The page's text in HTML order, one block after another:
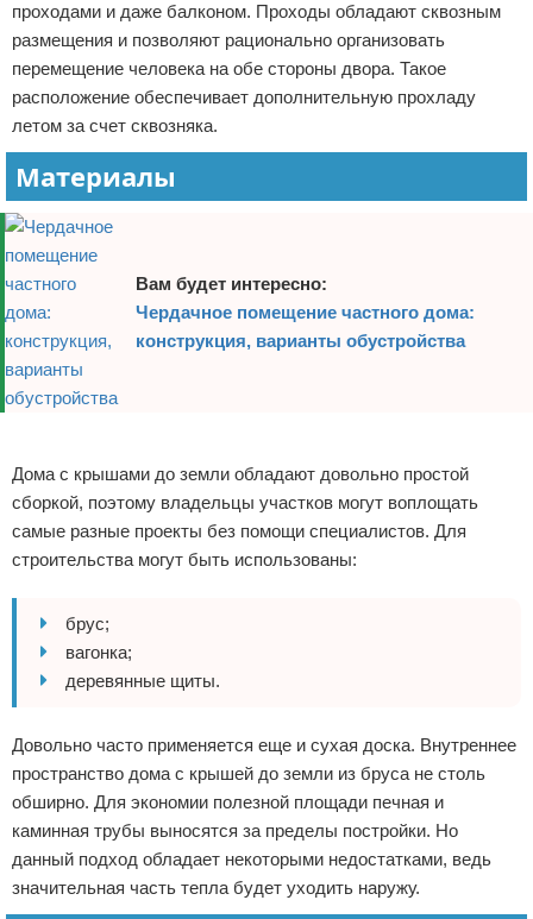
проходами и даже балконом. Проходы обладают сквозным
размещения и позволяют рационально организовать
перемещение человека на обе стороны двора. Такое
расположение обеспечивает дополнительную прохладу
летом за счет сквозняка.
Материалы
Вам будет интересно:
Чердачное помещение частного дома:
конструкция, варианты обустройства
Дома с крышами до земли обладают довольно простой
сборкой, поэтому владельцы участков могут воплощать
самые разные проекты без помощи специалистов. Для
строительства могут быть использованы:
брус;
вагонка;
деревянные щиты.
Довольно часто применяется еще и сухая доска. Внутреннее
пространство дома с крышей до земли из бруса не столь
обширно. Для экономии полезной площади печная и
каминная трубы выносятся за пределы постройки. Но
данный подход обладает некоторыми недостатками, ведь
значительная часть тепла будет уходить наружу.